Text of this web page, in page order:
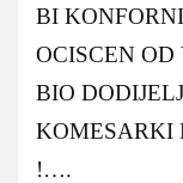
BI
OCISCEN
BIO
KOMESARKI
!….